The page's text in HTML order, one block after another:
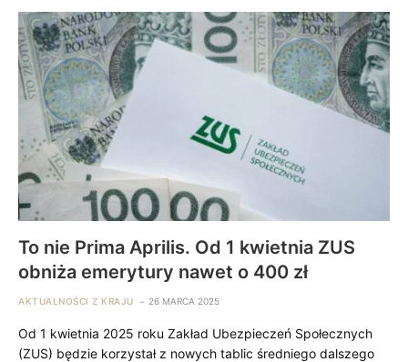
To nie Prima Aprilis. Od 1 kwietnia ZUS
obniża emerytury nawet o 400 zł
AKTUALNOŚCI Z KRAJU 26 MARCA 2025
Od 1 kwietnia 2025 roku Zakład Ubezpieczeń Społecznych
(ZUS) będzie korzystał z nowych tablic średniego dalszego